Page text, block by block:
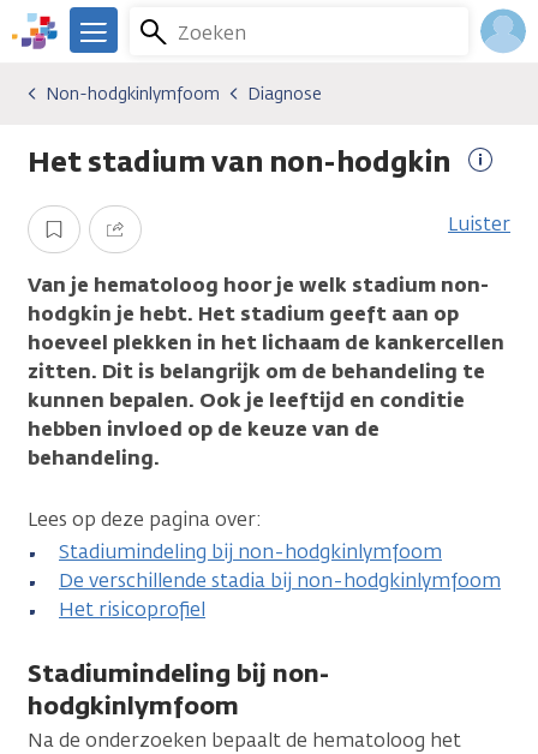
Overslaan
en
gaan
We
er
je.
Zoeken
Menu
Kankersoorten
Non-hodgkinlymfoom
Diagnose
Non-hodgkinlymfoom Diagnose
Het stadium van non-hodgkin
Opslaan Delen Luister
Van je hematoloog hoor je welk stadium non-
hodgkin je hebt. Het stadium geeft aan op
hoeveel plekken in het lichaam de kankercellen
zitten. Dit is belangrijk om de behandeling te
kunnen bepalen. Ook je leeftijd en conditie
hebben invloed op de keuze van de
behandeling.
Lees op deze pagina over:
Stadiumindeling bij non-hodgkinlymfoom
De verschillende stadia bij non-hodgkinlymfoom
Het risicoprofiel
Stadiumindeling bij non-
hodgkinlymfoom
Na de onderzoeken bepaalt de hematoloog het